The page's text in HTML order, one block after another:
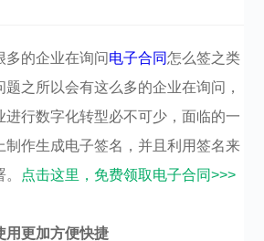
多的企业在询问电子合同怎么签之类
之所以会有这么多的企业在询问，
进行数字化转型必不可少，面临的一
制作生成电子签名，并且利用签名来
点击这里，免费领取电子合同>>>
用更加方便快捷